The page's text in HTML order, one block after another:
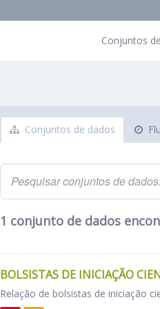
Conjuntos
Conjuntos de dados
1 conjunto de dados
BOLSISTAS DE INICIAÇÃO
Relação de bolsistas de iniciação